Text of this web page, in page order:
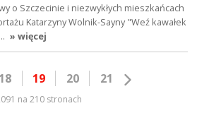
o Szczecinie i niezwykłych mieszkańcach
Katarzyny Wolnik-Sayny "Weź kawałek
» więcej
18 19 20 21
na 210 stronach